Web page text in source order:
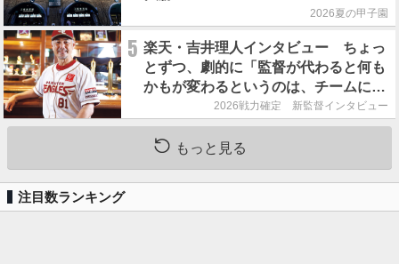
2026夏の甲子園
5 楽天・吉井理人インタビュー ちょっ
とずつ、劇的に「監督が代わると何も
かもが変わるというのは、チームにと
って良くないことなんです」
2026戦力確定 新監督インタビュー
もっと見る
注目数ランキング